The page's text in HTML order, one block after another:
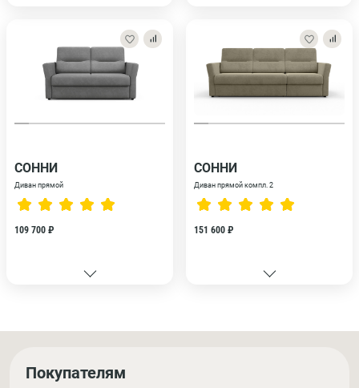
СОННИ
Диван прямой
109 700 ₽
СОННИ
Диван прямой компл. 2
151 600 ₽
Покупателям